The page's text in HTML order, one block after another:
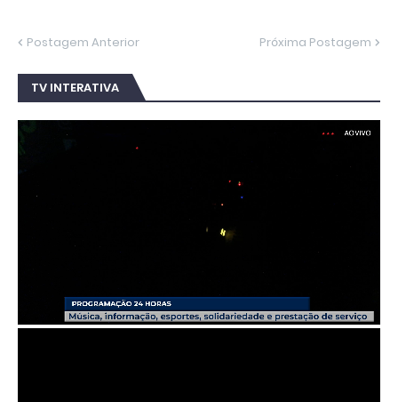
Postagem Anterior Próxima Postagem
TV INTERATIVA